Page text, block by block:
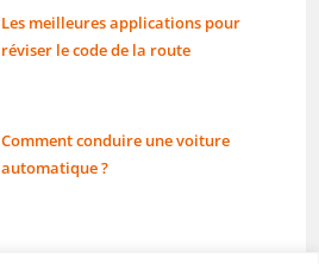
Les meilleures applications pour
réviser le code de la route
Comment conduire une voiture
automatique ?